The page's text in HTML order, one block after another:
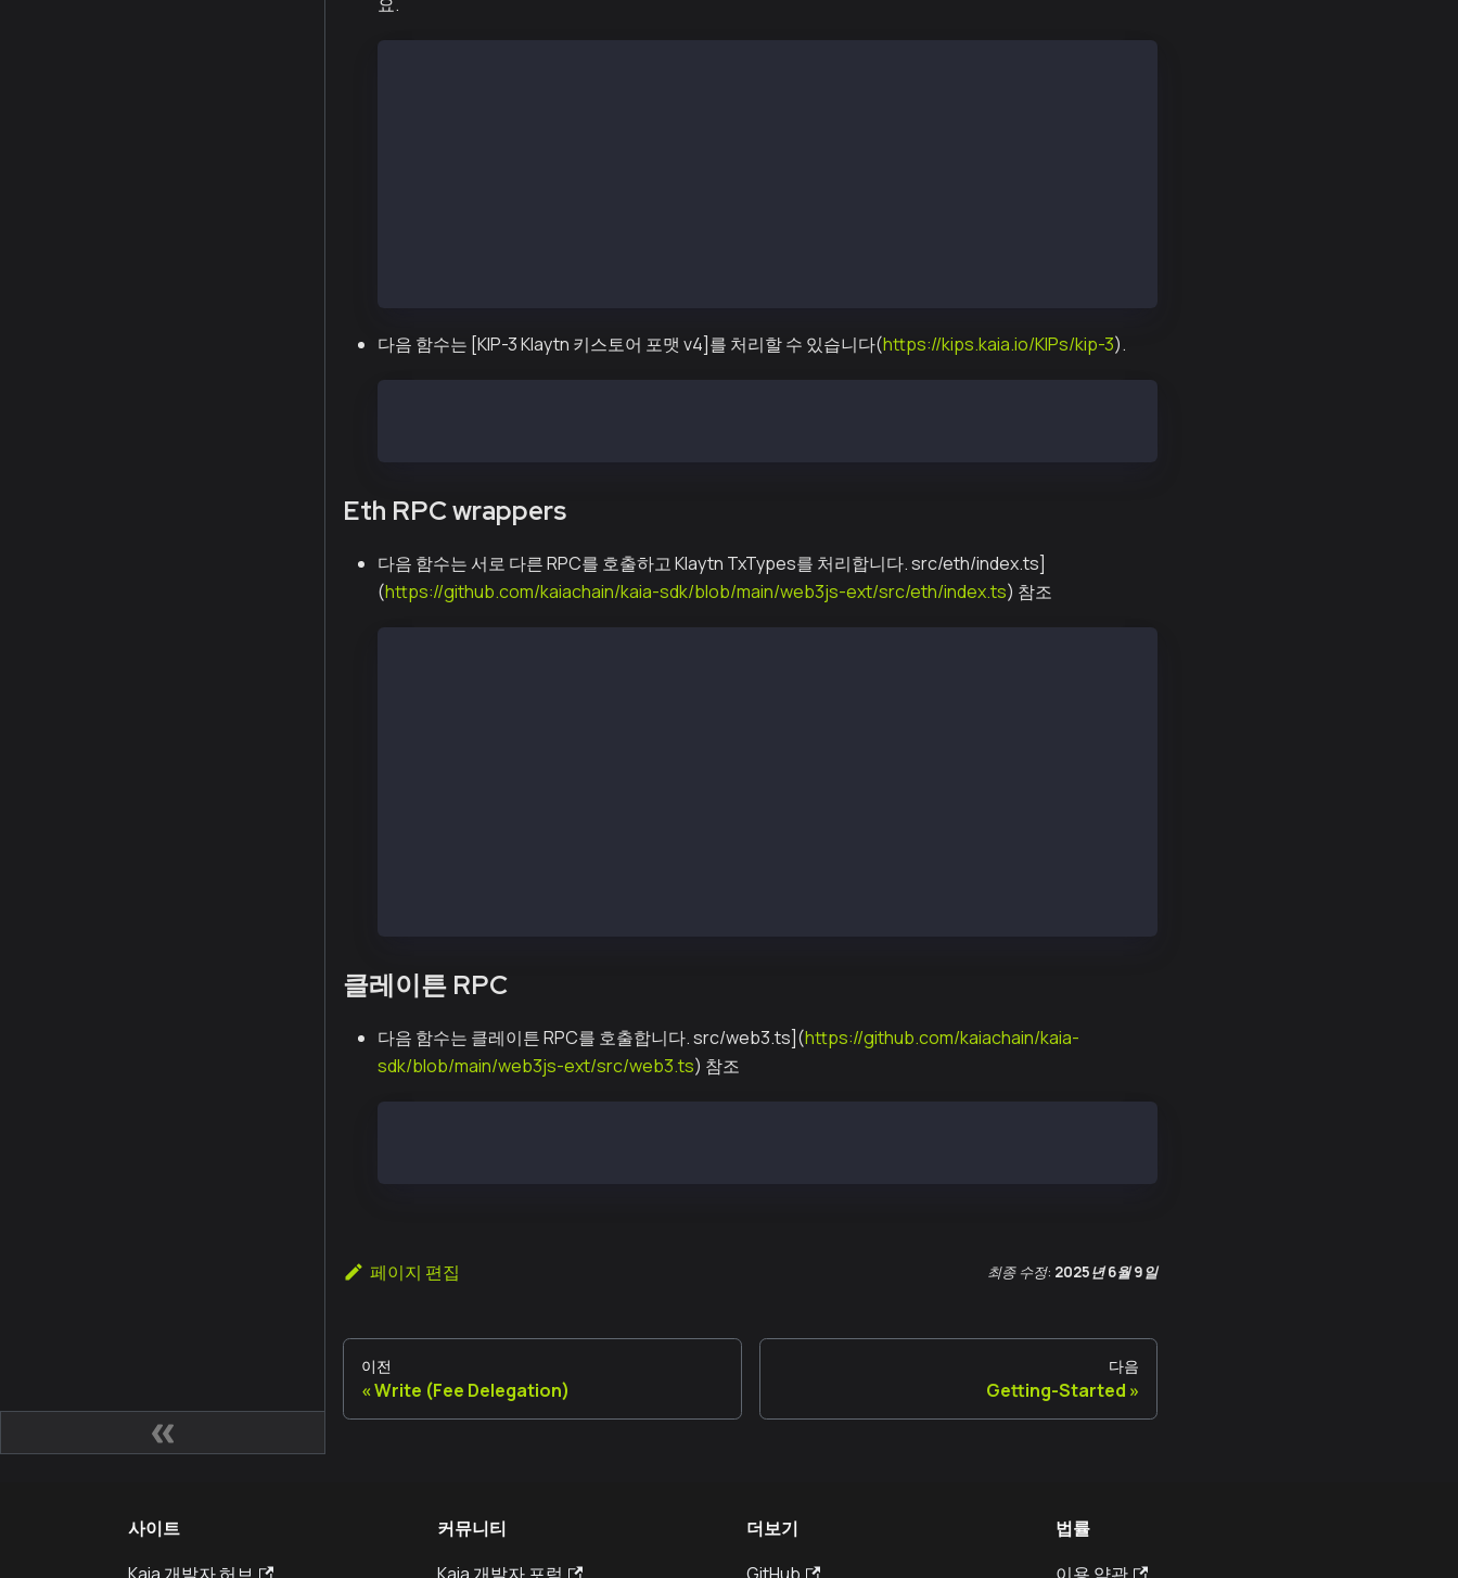
다음 함수는 [KIP-3 Klaytn 키스토어 포맷 v4]를 처리할 수 있습니다(https://kips.kaia.io/KIPs/kip-3).
Eth RPC wrappers
다음 함수는 서로 다른 RPC를 호출하고 Klaytn TxTypes를 처리합니다. src/eth/index.ts]
(https://github.com/kaiachain/kaia-sdk/blob/main/web3js-ext/src/eth/index.ts) 참조
클레이튼 RPC
다음 함수는 클레이튼 RPC를 호출합니다. src/web3.ts](https://github.com/kaiachain/kaia-
sdk/blob/main/web3js-ext/src/web3.ts) 참조
페이지 편집 최종 수정: 2025년 6월 9일
이전
Write (Fee Delegation)
다음
Getting-Started
사이트
커뮤니티
더보기
법률